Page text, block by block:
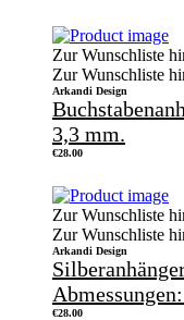
Zur Wunschliste
Zur Wunschliste
Arkandi Design
3,3 mm.
€28.00
Zur Wunschliste
Zur Wunschliste
Arkandi Design
€28.00